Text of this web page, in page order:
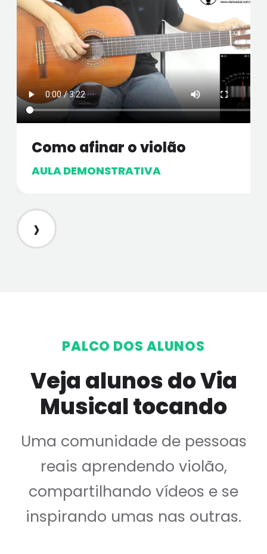
Como afinar o violão
AULA DEMONSTRATIVA
›
PALCO DOS ALUNOS
Veja alunos do Via
Musical tocando
Uma comunidade de pessoas
reais aprendendo violão,
compartilhando vídeos e se
inspirando umas nas outras.